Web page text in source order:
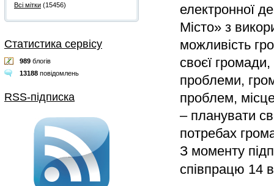
електронної
Місто» з
можливість
своєї
проблеми,
проблем,
– планувати
потребах
З моменту
співпрацю 14
Всі мітки (15456)
Статистика сервісу
989 блогів
13188 повідомлень
RSS-підписка